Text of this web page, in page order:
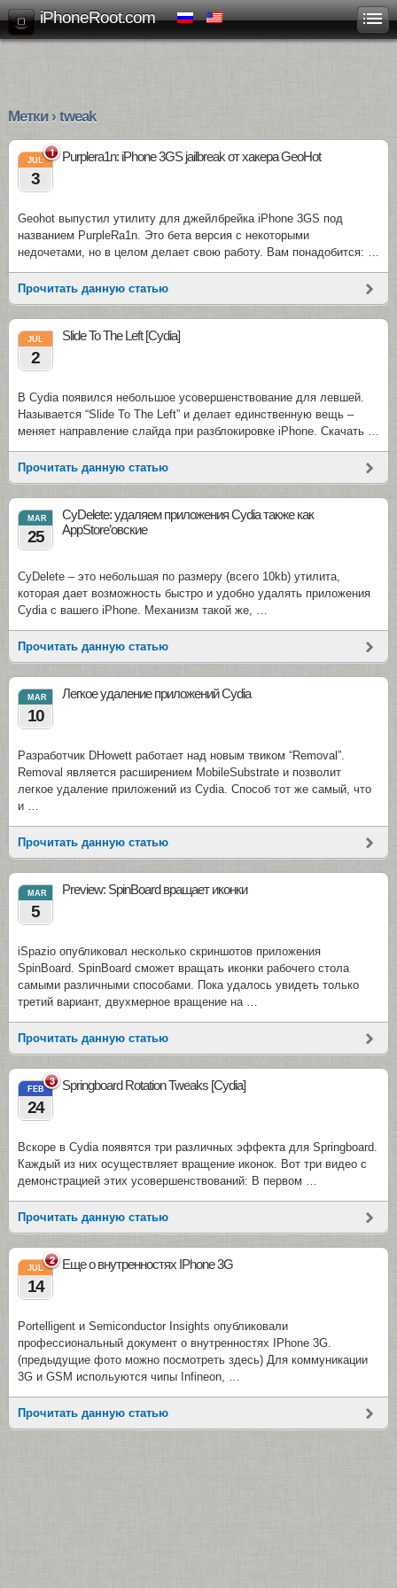
iPhoneRoot.com
Метки › tweak
1
JUL
3
Purplera1n: iPhone 3GS jailbreak от хакера GeoHot
Geohot выпустил утилиту для джейлбрейка iPhone 3GS под
названием PurpleRa1n. Это бета версия с некоторыми
недочетами, но в целом делает свою работу. Вам понадобится: …
Прочитать данную статью
JUL
2
Slide To The Left [Cydia]
В Cydia появился небольшое усовершенствование для левшей.
Называется “Slide To The Left” и делает единственную вещь –
меняет направление слайда при разблокировке iPhone. Скачать …
Прочитать данную статью
MAR
25
CyDelete: удаляем приложения Cydia также как
AppStore’овские
CyDelete – это небольшая по размеру (всего 10kb) утилита,
которая дает возможность быстро и удобно удалять приложения
Cydia с вашего iPhone. Механизм такой же, …
Прочитать данную статью
MAR
10
Легкое удаление приложений Cydia
Разработчик DHowett работает над новым твиком “Removal”.
Removal является расширением MobileSubstrate и позволит
легкое удаление приложений из Cydia. Способ тот же самый, что
и …
Прочитать данную статью
MAR
5
Preview: SpinBoard вращает иконки
iSpazio опубликовал несколько скриншотов приложения
SpinBoard. SpinBoard сможет вращать иконки рабочего стола
самыми различными способами. Пока удалось увидеть только
третий вариант, двухмерное вращение на …
Прочитать данную статью
3
FEB
24
Springboard Rotation Tweaks [Cydia]
Вскоре в Cydia появятся три различных эффекта для Springboard.
Каждый из них осуществляет вращение иконок. Вот три видео с
демонстрацией этих усовершенствований: В первом …
Прочитать данную статью
2
JUL
14
Еще о внутренностях IPhone 3G
Portelligent и Semiconductor Insights опубликовали
профессиональный документ о внутренностях IPhone 3G.
(предыдущие фото можно посмотреть здесь) Для коммуникации
3G и GSM испольуются чипы Infineon, …
Прочитать данную статью